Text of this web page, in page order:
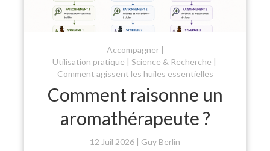
Accompagner
Utilisation pratique
Science & Recherche
Comment agissent les huiles essentielles
Comment raisonne un
aromathérapeute ?
12 Juil 2026 Guy Berlin